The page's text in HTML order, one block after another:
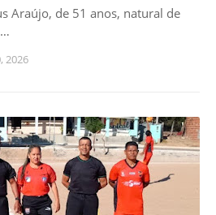
Araújo, de 51 anos, natural de
2026